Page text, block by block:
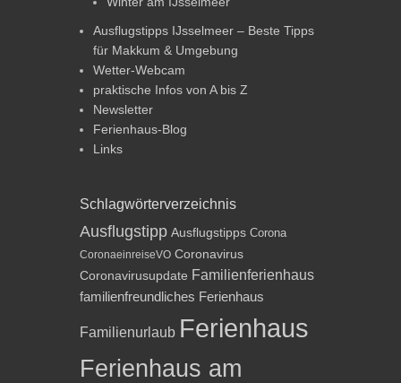
Ausflugstipps IJsselmeer – Beste Tipps
für Makkum & Umgebung
Wetter-Webcam
praktische Infos von A bis Z
Newsletter
Ferienhaus-Blog
Links
Schlagwörterverzeichnis
Ausflugstipp Ausflugstipps Corona
CoronaeinreiseVO Coronavirus
Coronavirusupdate Familienferienhaus
familienfreundliches Ferienhaus
Familienurlaub Ferienhaus
Ferienhaus am